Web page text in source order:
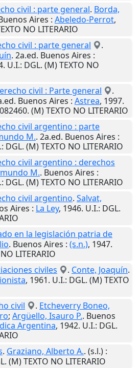
civil : parte general. Borda,
Aires : Abeledo-Perrot,
NO LITERARIO
civil : parte general
.
. 2a.ed. Buenos Aires :
. U.I.: DGL. (M) TEXTO NO
civil : Parte general
.
Buenos Aires : Astrea, 1997.
(M) TEXTO NO LITERARIO
civil argentino : parte
M.. 2a.ed. Buenos Aires :
: DGL. (M) TEXTO NO LITERARIO
civil argentino : derechos
M.. Buenos Aires :
: DGL. (M) TEXTO NO LITERARIO
civil argentino. Salvat,
Aires : La Ley, 1946. U.I.: DGL.
en la legislación patria de
. Buenos Aires : (s.n.), 1947.
LITERARIO
civiles
. Conte, Joaquín.
, 1961. U.I.: DGL. (M) TEXTO
civil
. Etcheverry Boneo,
; Argüello, Isauro P.. Buenos
Argentina, 1942. U.I.: DGL.
. Graziano, Alberto A.. (s.l.) :
(M) TEXTO NO LITERARIO